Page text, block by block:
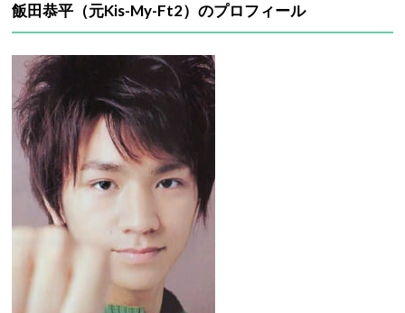
飯田恭平（元Kis-My-Ft2）のプロフィール